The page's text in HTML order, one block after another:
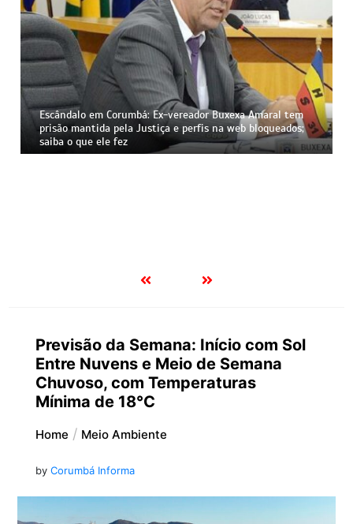
Escândalo em Corumbá: Ex-vereador Buxexa Amaral tem
prisão mantida pela Justiça e perfis na web bloqueados;
saiba o que ele fez
Previsão da Semana: Início com Sol
Entre Nuvens e Meio de Semana
Chuvoso, com Temperaturas
Mínima de 18°C
Home Meio Ambiente
by Corumbá Informa